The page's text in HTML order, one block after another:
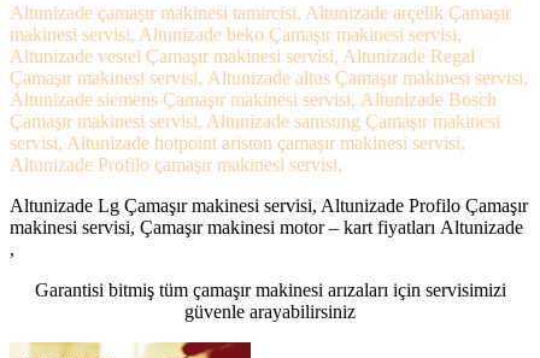
Altunizade çamaşır makinesi tamircisi, Altunizade arçelik Çamaşır
makinesi servisi, Altunizade beko Çamaşır makinesi servisi,
Altunizade vestel Çamaşır makinesi servisi, Altunizade Regal
Çamaşır makinesi servisi, Altunizade altus Çamaşır makinesi servisi,
Altunizade siemens Çamaşır makinesi servisi, Altunizade Bosch
Çamaşır makinesi servisi, Altunizade samsung Çamaşır makinesi
servisi, Altunizade hotpoint ariston çamaşır makinesi servisi,
Altunizade Profilo çamaşır makinesi servisi,
Altunizade Lg Çamaşır makinesi servisi, Altunizade Profilo Çamaşır
makinesi servisi, Çamaşır makinesi motor – kart fiyatları Altunizade
,
Garantisi bitmiş tüm çamaşır makinesi arızaları için servisimizi
güvenle arayabilirsiniz